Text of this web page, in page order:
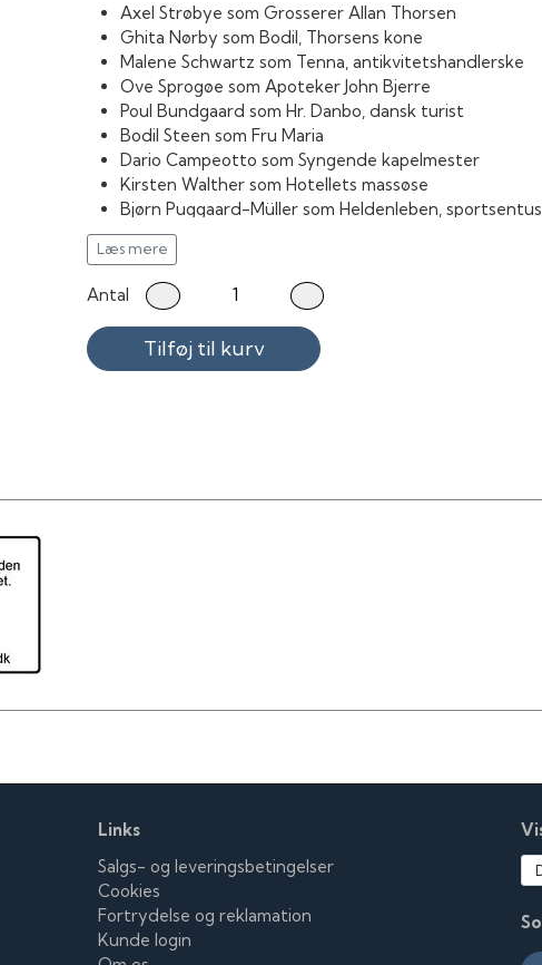
Axel Strøbye som Grosserer Allan Thorsen
Ghita Nørby som Bodil, Thorsens kone
Malene Schwartz som Tenna, antikvitetshandlerske
Ove Sprogøe som Apoteker John Bjerre
Poul Bundgaard som Hr. Danbo, dansk turist
Bodil Steen som Fru Maria
Dario Campeotto som Syngende kapelmester
Kirsten Walther som Hotellets massøse
Bjørn Puggaard-Müller som Heldenleben,
Jeanne Darville som Hotellets bartenderske
Sejr Volmer-Sørensen som Konferencieren Simon
Kirsten Passer som Lensbaronessen
Bjørn Spiro som Lensbaronen
Valsø Holm som Receptionschef
Michel Hildesheim som Hotelgæst
Læs mere
Antal
Tilføj til kurv
Links
Salgs- og leveringsbetingelser
Cookies
Fortrydelse og reklamation
Kunde login